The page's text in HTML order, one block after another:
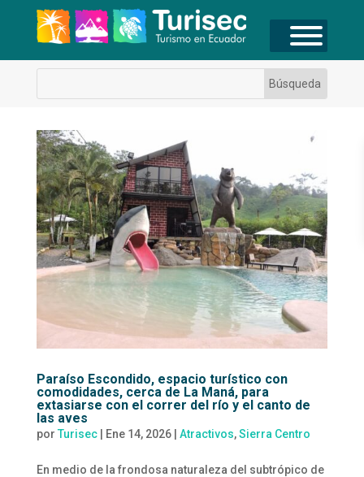
Paraíso Escondido, espacio turístico con
comodidades, cerca de La Maná, para
extasiarse con el correr del río y el canto de
las aves
por Turisec| Ene 14, 2026| Atractivos,Sierra Centro
En medio de la frondosa naturaleza del subtrópico de